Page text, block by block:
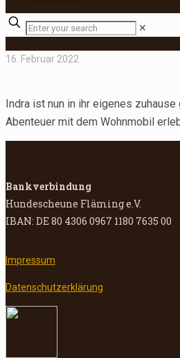
✕
16. Februar 2022
Indra ist nun in ihr eigenes
Abenteuer mit dem Wohnmobil
Bankverbindung
Hundescheune Fläming e.V.
IBAN: DE 80 4306 0967 1180 7635 00
Impressum
Datenschutzerklärung